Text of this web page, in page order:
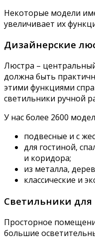
Некоторые модели
увеличивает их
Дизайнерские
Люстра –
должна быть
этими функциями
светильники ручной
У нас более 2600
подвесные и с
для гостиной,
и коридора;
из металла,
классические и
Светильники для
Просторное
большие